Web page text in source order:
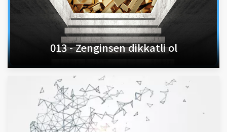
013 - Zenginsen dikkatli ol